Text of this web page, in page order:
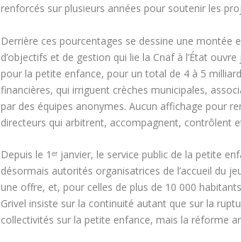
renforcés sur plusieurs années pour soutenir les
Derrière ces pourcentages se dessine une montée
d’objectifs et de gestion qui lie la Cnaf à l’État
pour la petite enfance, pour un total de 4 à 5
financières, qui irriguent crèches municipales,
par des équipes anonymes. Aucun affichage pour
directeurs qui arbitrent, accompagnent, contrôlent
Depuis le 1ᵉʳ janvier, le service public de la petite
désormais autorités organisatrices de l’accueil du
une offre, et, pour celles de plus de 10 000
Grivel insiste sur la continuité autant que sur la
collectivités sur la petite enfance, mais la réforme